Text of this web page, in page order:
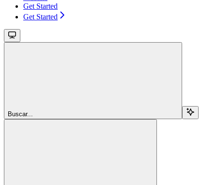
Get Started
Get Started
Buscar...